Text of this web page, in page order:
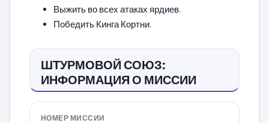
Выжить во всех атаках ярдиев.
Победить Кинга Кортни.
ШТУРМОВОЙ СОЮЗ:
ИНФОРМАЦИЯ О МИССИИ
НОМЕР МИССИИ